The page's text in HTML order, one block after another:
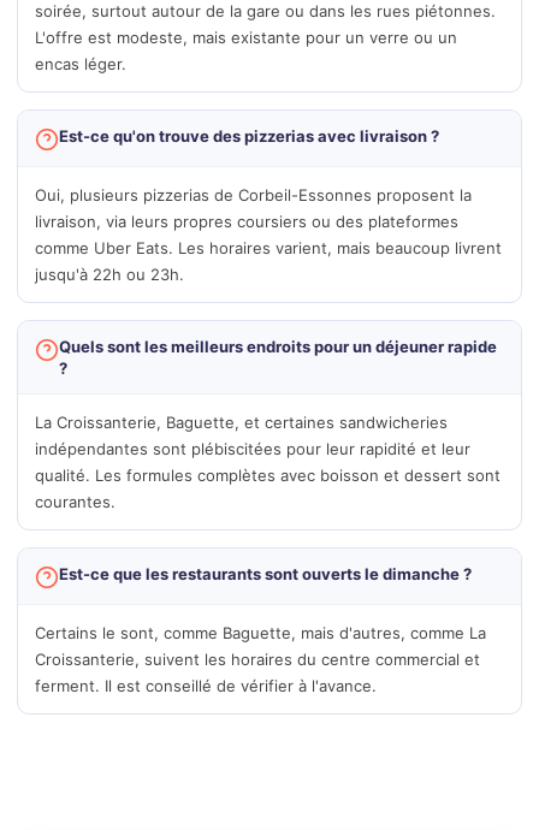
soirée, surtout autour de la gare ou dans les rues piétonnes.
L'offre est modeste, mais existante pour un verre ou un
encas léger.
Est-ce qu'on trouve des pizzerias avec livraison ?
Oui, plusieurs pizzerias de Corbeil-Essonnes proposent la
livraison, via leurs propres coursiers ou des plateformes
comme Uber Eats. Les horaires varient, mais beaucoup livrent
jusqu'à 22h ou 23h.
Quels sont les meilleurs endroits pour un déjeuner rapide
?
La Croissanterie, Baguette, et certaines sandwicheries
indépendantes sont plébiscitées pour leur rapidité et leur
qualité. Les formules complètes avec boisson et dessert sont
courantes.
Est-ce que les restaurants sont ouverts le dimanche ?
Certains le sont, comme Baguette, mais d'autres, comme La
Croissanterie, suivent les horaires du centre commercial et
ferment. Il est conseillé de vérifier à l'avance.